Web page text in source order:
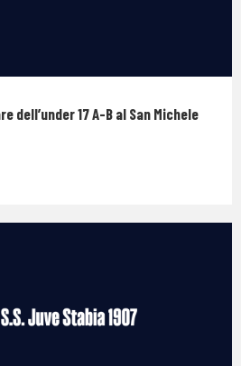
dell’under 17 A-B al San Michele